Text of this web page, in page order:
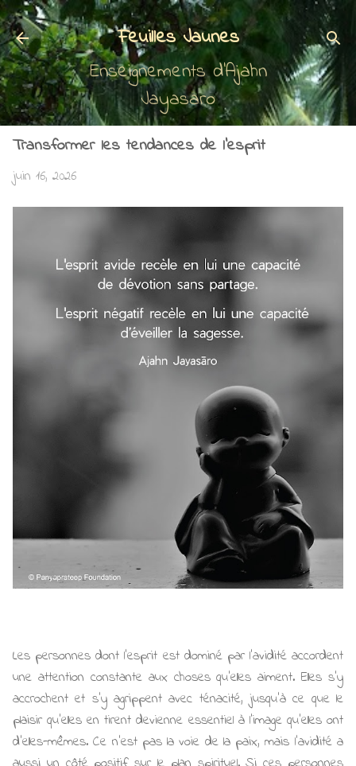
Accéder au contenu principal
Feuilles Jaunes
Enseignements d'Ajahn
Jayasaro
Transformer les tendances de l’esprit
juin 16, 2026
Les personnes dont l'esprit est dominé par l'avidité accordent
une attention constante aux choses qu'elles aiment. Elles s'y
accrochent et s'y agrippent avec ténacité, jusqu'à ce que le
plaisir qu'elles en tirent devienne essentiel à l'image qu'elles ont
d'elles-mêmes. Ce n'est pas la voie de la paix, mais l’avidité a